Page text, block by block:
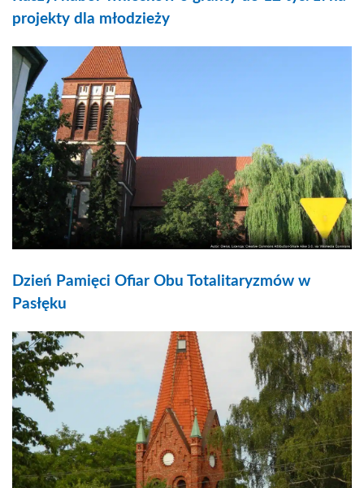
projekty dla młodzieży
Dzień Pamięci Ofiar Obu Totalitaryzmów w
Pasłęku